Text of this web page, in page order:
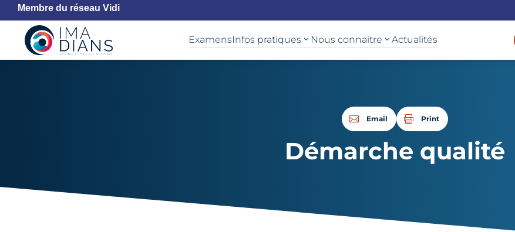
Membre du réseau Vidi
ExamensInfos pratiques Nous connaitre Actualités
Email Print
Démarche qualité